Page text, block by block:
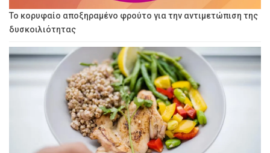
Το κορυφαίο αποξηραμένο φρούτο για την αντιμετώπιση της
δυσκοιλιότητας